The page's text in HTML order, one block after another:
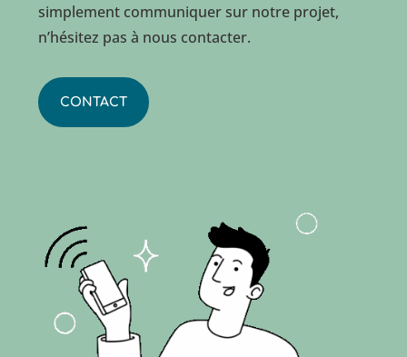
simplement communiquer sur notre projet,
n’hésitez pas à nous contacter.
CONTACT